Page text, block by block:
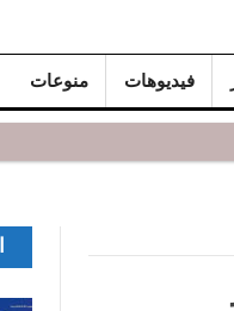
فيديوهات منوعات